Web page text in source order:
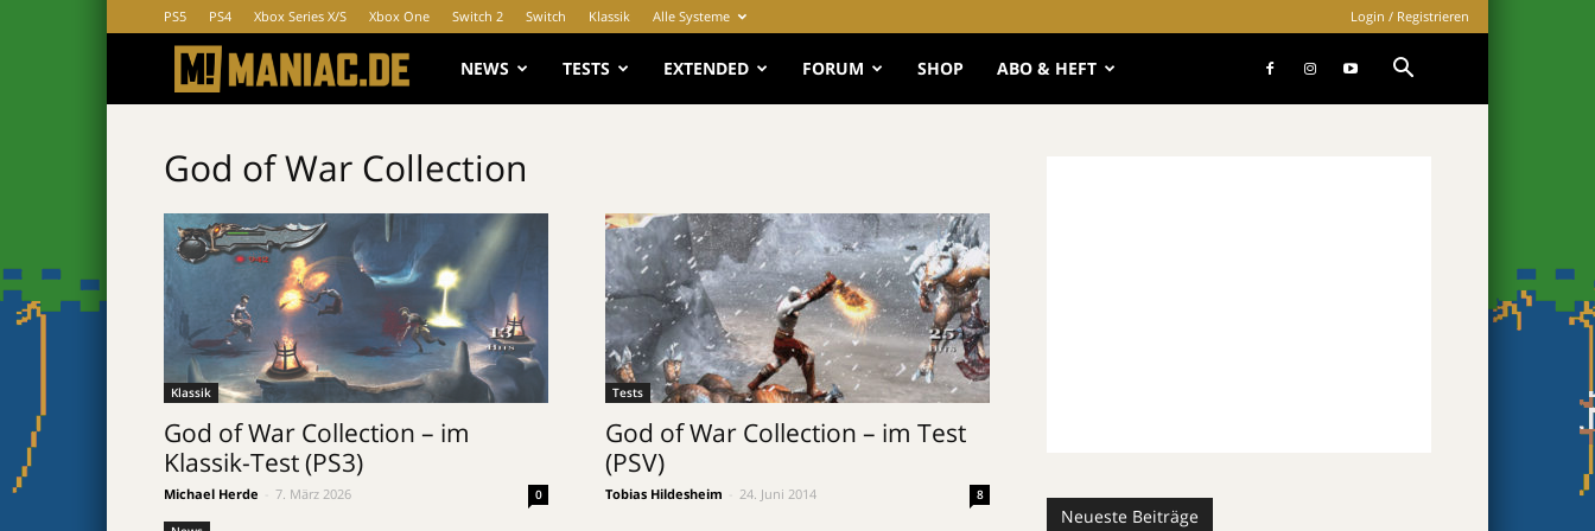
PS5 PS4 Xbox Series X/S Xbox One Switch 2 Switch Klassik Alle Systeme Login / Registrieren
MANIAC.de
NEWS TESTS EXTENDED FORUM SHOP ABO & HEFT
God of War Collection
Klassik
God of War Collection – im
Klassik-Test (PS3)
Michael Herde 7. März 2026 0
Tests
God of War Collection – im Test
(PSV)
Tobias Hildesheim 24. Juni 2014 8
Neueste Beiträge